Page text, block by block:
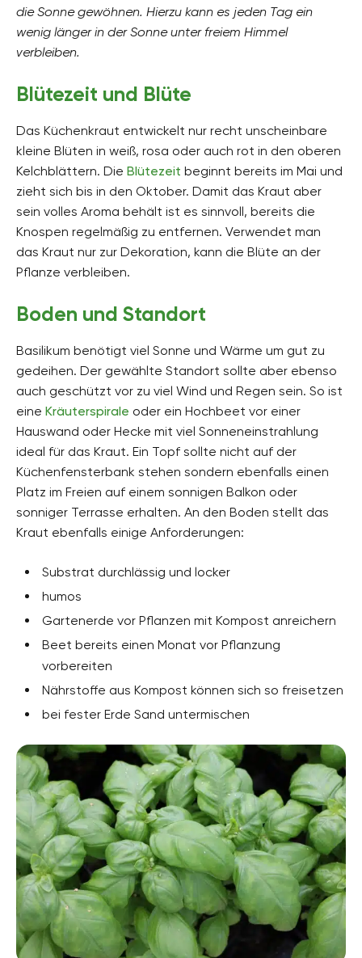
die Sonne gewöhnen. Hierzu kann es jeden Tag ein
wenig länger in der Sonne unter freiem Himmel
verbleiben.
Blütezeit und Blüte
Das Küchenkraut entwickelt nur recht unscheinbare
kleine Blüten in weiß, rosa oder auch rot in den oberen
Kelchblättern. Die Blütezeit beginnt bereits im Mai und
zieht sich bis in den Oktober. Damit das Kraut aber
sein volles Aroma behält ist es sinnvoll, bereits die
Knospen regelmäßig zu entfernen. Verwendet man
das Kraut nur zur Dekoration, kann die Blüte an der
Pflanze verbleiben.
Boden und Standort
Basilikum benötigt viel Sonne und Wärme um gut zu
gedeihen. Der gewählte Standort sollte aber ebenso
auch geschützt vor zu viel Wind und Regen sein. So ist
eine Kräuterspirale oder ein Hochbeet vor einer
Hauswand oder Hecke mit viel Sonneneinstrahlung
ideal für das Kraut. Ein Topf sollte nicht auf der
Küchenfensterbank stehen sondern ebenfalls einen
Platz im Freien auf einem sonnigen Balkon oder
sonniger Terrasse erhalten. An den Boden stellt das
Kraut ebenfalls einige Anforderungen:
Substrat durchlässig und locker
humos
Gartenerde vor Pflanzen mit Kompost anreichern
Beet bereits einen Monat vor Pflanzung
vorbereiten
Nährstoffe aus Kompost können sich so freisetzen
bei fester Erde Sand untermischen